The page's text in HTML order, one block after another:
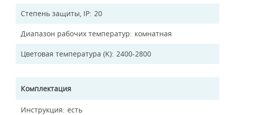
Степень защиты, IP 20
Диапазон рабочих температур комнатная
Цветовая температура (K) 2400-2800
Комплектация
Инструкция есть